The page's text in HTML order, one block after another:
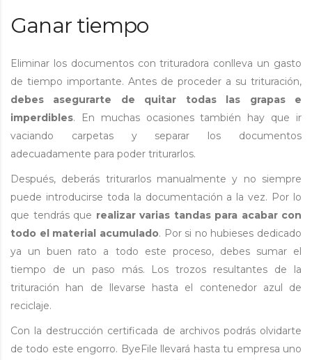
Ganar tiempo
Eliminar los documentos con trituradora conlleva un gasto
de tiempo importante. Antes de proceder a su trituración,
debes asegurarte de quitar todas las grapas e
imperdibles. En muchas ocasiones también hay que ir
vaciando carpetas y separar los documentos
adecuadamente para poder triturarlos.
Después, deberás triturarlos manualmente y no siempre
puede introducirse toda la documentación a la vez. Por lo
que tendrás que realizar varias tandas para acabar con
todo el material acumulado. Por si no hubieses dedicado
ya un buen rato a todo este proceso, debes sumar el
tiempo de un paso más. Los trozos resultantes de la
trituración han de llevarse hasta el contenedor azul de
reciclaje.
Con la destrucción certificada de archivos podrás olvidarte
de todo este engorro. ByeFile llevará hasta tu empresa uno